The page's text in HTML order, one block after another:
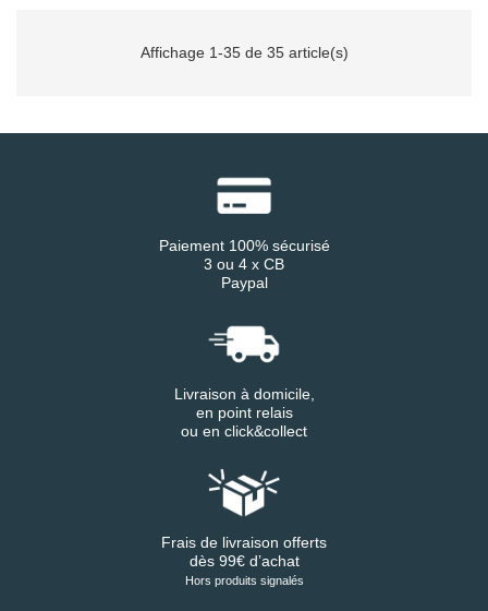
Affichage 1-35 de 35 article(s)
Paiement 100% sécurisé
3 ou 4 x CB
Paypal
Livraison à domicile,
en point relais
ou en click&collect
Frais de livraison offerts
dès 99€ d’achat
Hors produits signalés